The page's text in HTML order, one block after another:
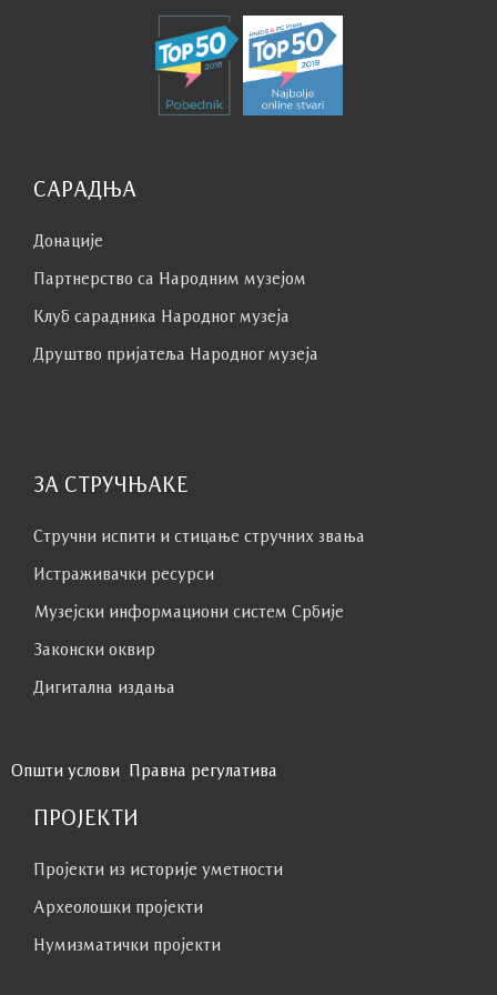
Отворени смо за сарадњу и све Ваше
предлоге. За сва ваша даља питања и
контакт јавите нам се путем и-мејла на
pr@narodnimuzej.rs.
САРАДЊА
Донације
Партнерство са Народним музејoм
Клуб сaрaдникa Народног музеја
Друштво пријатеља Народног музеја
ЗА СТРУЧЊАКЕ
Стручни испити и стицање стручних звања
Истраживачки ресурси
Музејски информациони систем Србије
Законски оквир
Дигитална издања
Општи услови Правна регулатива
ПРОЈЕКТИ
Пројекти из историје уметности
Археолошки пројекти
Нумизматички пројекти